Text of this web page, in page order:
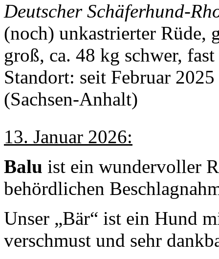
Deutscher Schäferhund-
(noch) unkastrierter Rüde,
groß, ca. 48 kg schwer,
Standort: seit Februar
(Sachsen-Anhalt)
13. Januar 2026:
Balu ist ein wundervoller
behördlichen
Unser „Bär“ ist ein Hund
verschmust und sehr